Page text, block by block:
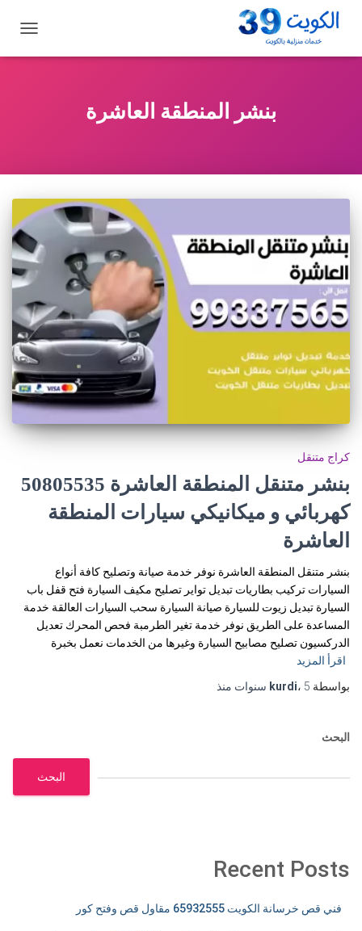
التنقل
بنشر المنطقة العاشرة
كراج متنقل
كهربائي و ميكانيكي سيارات المنطقة
العاشرة
بنشر متنقل المنطقة العاشرة نوفر خدمة صيانة وتصليح كافة أنواع
السيارات تركيب بطاريات تبديل تواير تصليح مكيف السيارة فتح قفل باب
السيارة تبديل زيوت للسيارة صيانة السيارة سحب السيارات العالقة خدمة
المساعدة على الطريق نوفر خدمة تغير الطرمبة فحص المحرك تعديل
الدركسيون تصليح مصابيح السيارة وغيرها من الخدمات نعمل بخبرة
اقرأ المزيد
بواسطة
kurdi، 5 سنوات منذ
البحث
البحث
Recent Posts
فني قص خرسانة الكويت 65932555 مقاول قص وفتح كور